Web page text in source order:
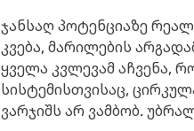
ჯანსაღ პოტენციაზე
კვება, მარილების
ყველა კვლევამ აჩვენა,
სისტემისთვისაც,
ვარჯიშს არ ვამბობ.